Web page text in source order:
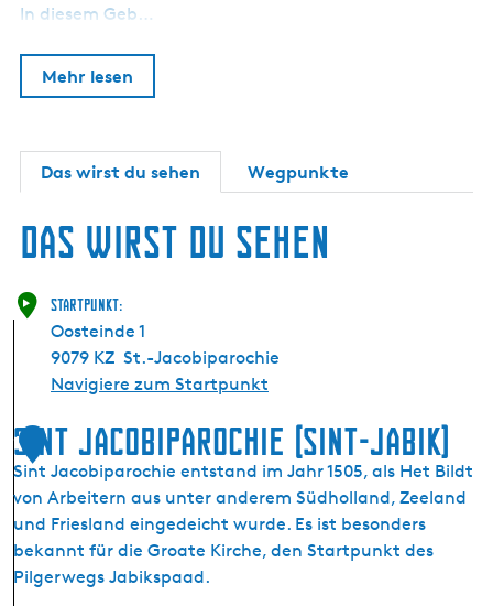
In diesem Geb…
Mehr lesen
Das wirst du sehen Wegpunkte
Das wirst du sehen
Startpunkt:
Oosteinde 1
9079 KZ St.-Jacobiparochie
Navigiere zum Startpunkt
1
Sint Jacobiparochie (Sint-Jabik)
Sint Jacobiparochie entstand im Jahr 1505, als Het Bildt
von Arbeitern aus unter anderem Südholland, Zeeland
und Friesland eingedeicht wurde. Es ist besonders
bekannt für die Groate Kirche, den Startpunkt des
Pilgerwegs Jabikspaad.